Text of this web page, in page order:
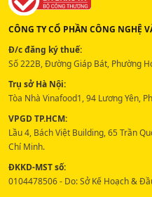
CÔNG TY CỔ PHẦN CÔNG NGHỆ
Đ/c đăng ký thuế:
Số 222B, Đường Giáp Bát, Phường
Trụ sở Hà Nội:
Tòa Nhà Vinafood1, 94 Lương Yên,
VPGD TP.HCM:
Lầu 4, Bách Việt Building, 65 Trần
Chí Minh.
ĐKKD-MST số:
0104478506 - Do: Sở Kế Hoạch &